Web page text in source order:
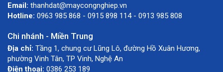
Email: thanhdat@maycongnghiep.vn
Hotline: 0963 985 868 - 0915 898 114 - 0913 985 808
Chi nhánh - Miền Trung
Địa chỉ: Tầng 1, chung cư Lũng Lô, đường Hồ Xuân Hương,
phường Vinh Tân, TP Vinh, Nghệ An
Điện thoại: 0386 253 189